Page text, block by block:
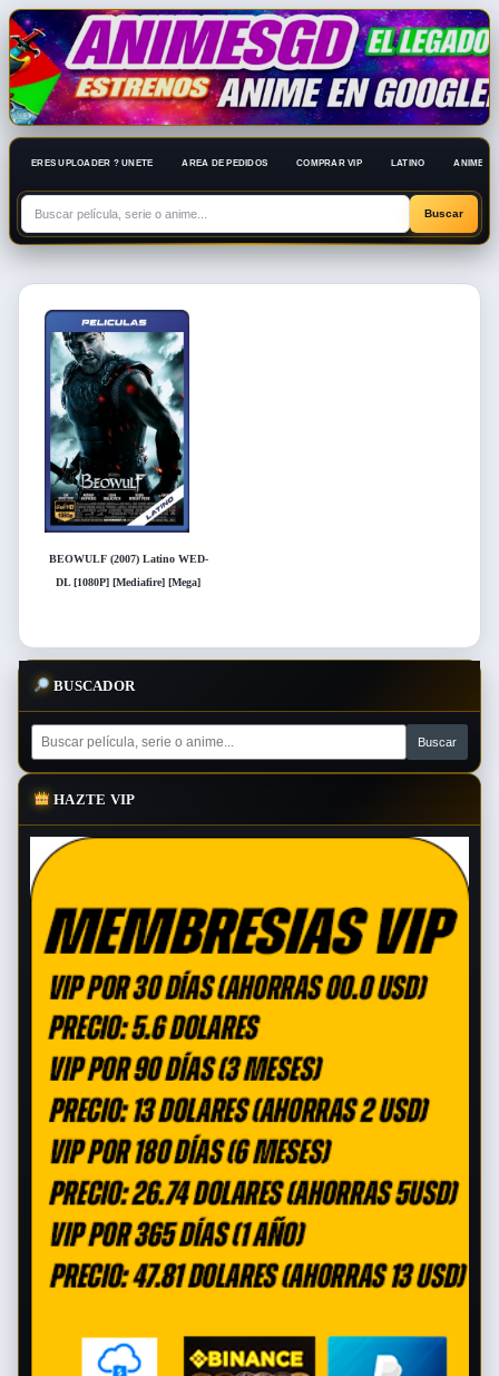
ERES UPLOADER ? UNETE AREA DE PEDIDOS COMPRAR VIP LATINO ANIME
BEOWULF (2007) Latino WED-
DL [1080P] [Mediafire] [Mega]
BUSCADOR
HAZTE VIP